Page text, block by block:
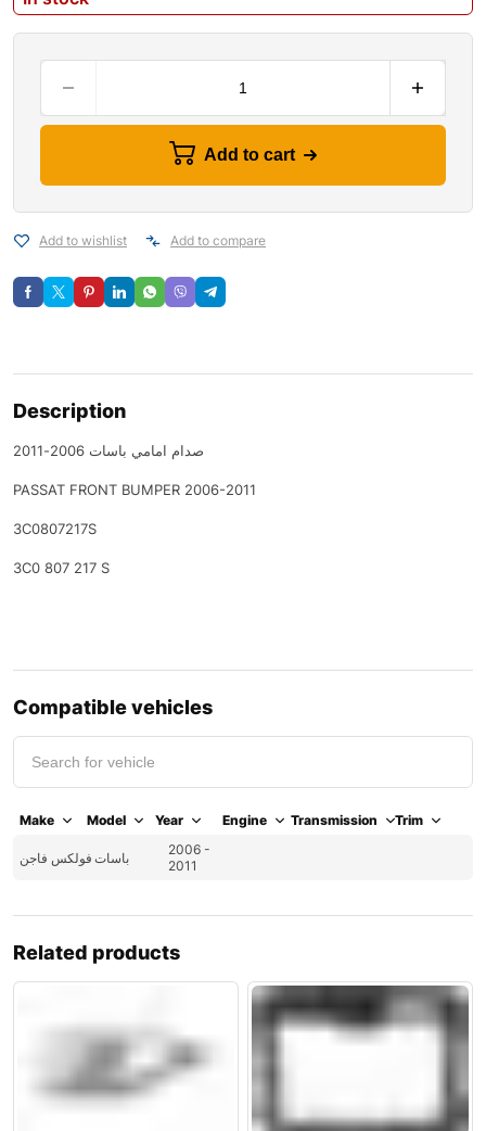
Add to cart
Add to wishlist Add to compare
Description
صدام امامي باسات 2006-2011
PASSAT FRONT BUMPER 2006-2011
3C0807217S
3C0 807 217 S
Compatible vehicles
Make Model Year Engine Transmission Trim
فولكس فاجن باسات
2006 -
2011
Related products